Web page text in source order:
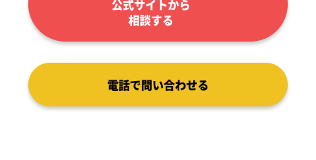
公式サイトから
相談する
電話で問い合わせる